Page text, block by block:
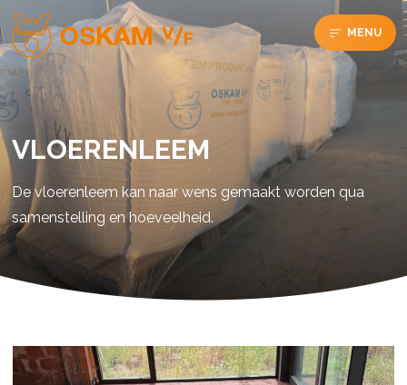
MENU
VLOERENLEEM
De vloerenleem kan naar wens gemaakt worden qua
samenstelling en hoeveelheid.